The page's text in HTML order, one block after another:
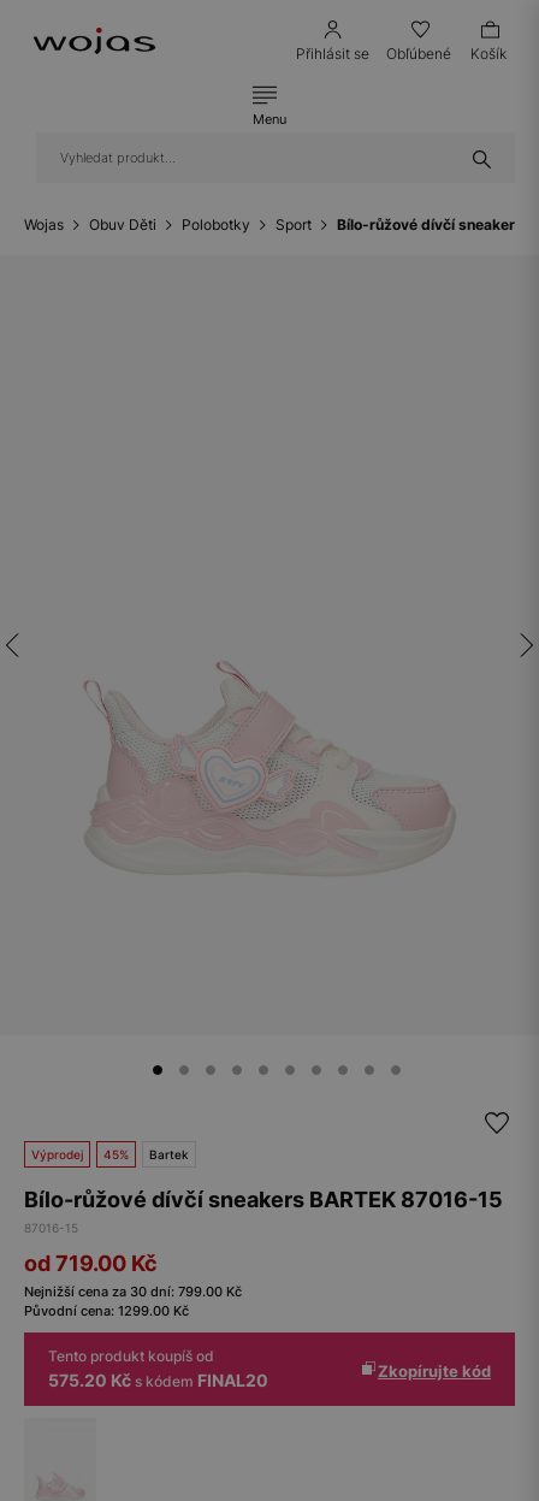
Přihlásit se Obľúbené Košík
Menu
Wojas Obuv Děti Polobotky Sport Bílo-růžové dívčí sneakers
Výprodej 45% Bartek
Bílo-růžové dívčí sneakers BARTEK 87016-15
87016-15
od 719.00 Kč
Nejnižší cena za 30 dní: 799.00 Kč
Původní cena: 1299.00 Kč
Tento produkt koupíš od
575.20 Kč s kódem FINAL20 Zkopírujte kód